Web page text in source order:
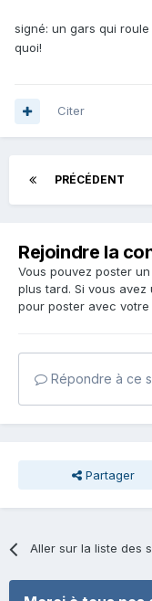
signé: un gars qui roule
quoi!
Citer
PRÉCÉDENT
Rejoindre la
Vous pouvez poster
plus tard. Si vous avez
pour poster avec votre
Répondre à ce
Partager
Aller sur la liste des